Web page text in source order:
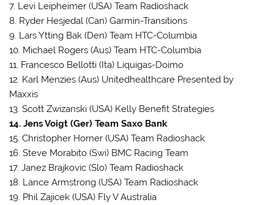
7. Levi Leipheimer (USA) Team Radioshack
8. Ryder Hesjedal (Can) Garmin-Transitions
9. Lars Ytting Bak (Den) Team HTC-Columbia
10. Michael Rogers (Aus) Team HTC-Columbia
11. Francesco Bellotti (Ita) Liquigas-Doimo
12. Karl Menzies (Aus) Unitedhealthcare Presented by
Maxxis
13. Scott Zwizanski (USA) Kelly Benefit Strategies
14. Jens Voigt (Ger) Team Saxo Bank
15. Christopher Horner (USA) Team Radioshack
16. Steve Morabito (Swi) BMC Racing Team
17. Janez Brajkovic (Slo) Team Radioshack
18. Lance Armstrong (USA) Team Radioshack
19. Phil Zajicek (USA) Fly V Australia